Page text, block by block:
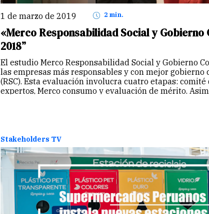
1 de marzo de 2019 2 min.
«Merco Responsabilidad Social y
2018”
El estudio Merco Responsabilidad Social y Gobierno
las empresas más responsables y con mejor gobierno
(RSC). Esta evaluación involucra cuatro etapas: comité
expertos, Merco consumo y evaluación de mérito.
Stakeholders TV